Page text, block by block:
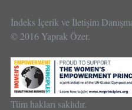
İndeks İçerik ve İletişim
© 2016 Yaprak Özer.
Tüm hakları saklıdır.